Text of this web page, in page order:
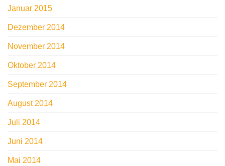
Januar 2015
Dezember 2014
November 2014
Oktober 2014
September 2014
August 2014
Juli 2014
Juni 2014
Mai 2014